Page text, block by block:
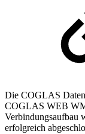
Die COGLAS
COGLAS WEB
Verbindungsaufbau
erfolgreich